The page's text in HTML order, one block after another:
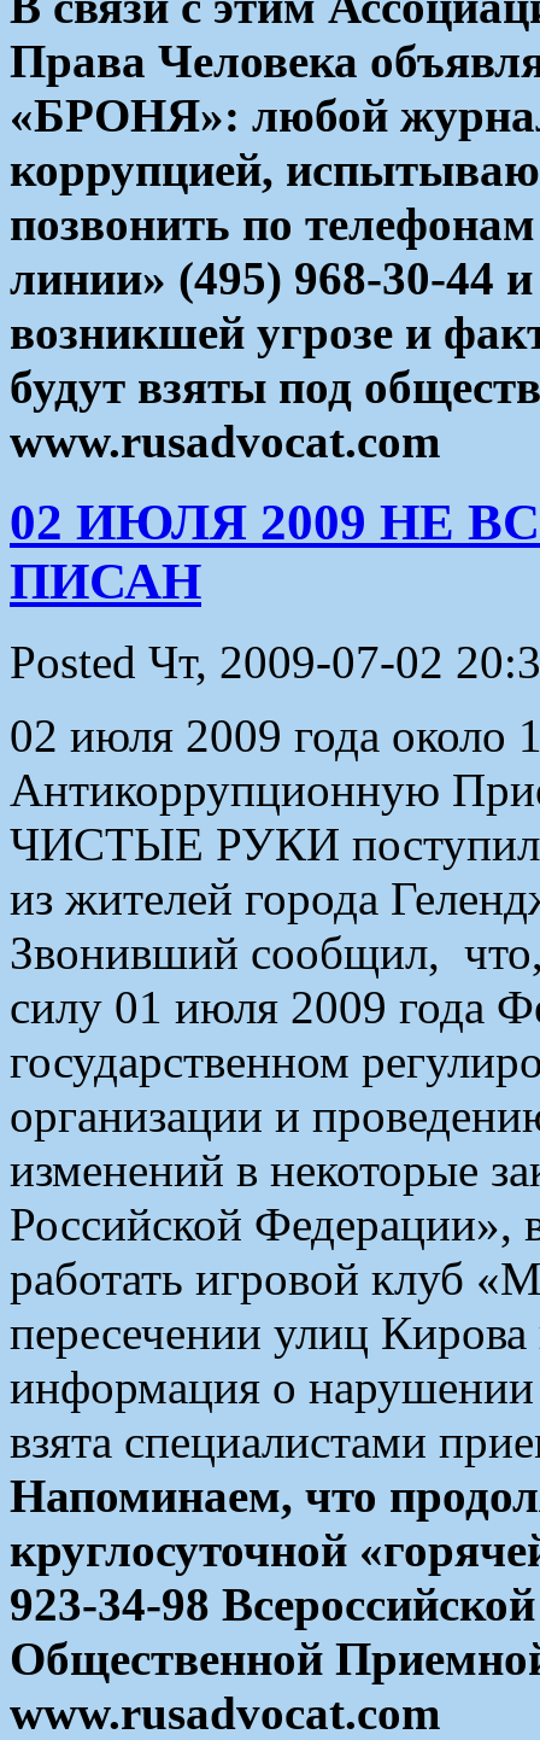
Права Человека
«БРОНЯ»: любой
коррупцией,
позвонить по
линии» (495) 968-30-44
возникшей угрозе и
будут взяты под
www.rusadvocat.com
02 ИЮЛЯ 2009 НЕ
ПИСАН
Posted Чт, 2009-07-02
02 июля 2009 года около
Антикоррупционную
ЧИСТЫЕ РУКИ поступил
из жителей города
Звонивший сообщил, что,
силу 01 июля 2009 года
государственном
организации и
изменений в некоторые
Российской Федерации»,
работать игровой клуб
пересечении улиц
информация о нарушении
взята специалистами
Напоминаем, что
круглосуточной
923-34-98
Общественной
www.rusadvocat.com